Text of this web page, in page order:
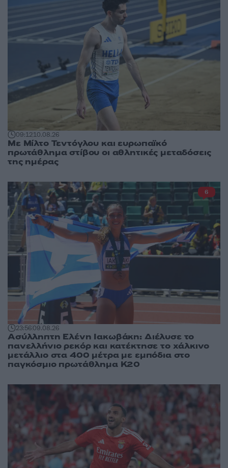
09:1210.08.26
Με Μίλτο Τεντόγλου και ευρωπαϊκό
πρωτάθλημα στίβου οι αθλητικές μεταδόσεις
της ημέρας
23:5609.08.26
Ασύλληπτη Ελένη Ιακωβάκη: Διέλυσε το
πανελλήνιο ρεκόρ και κατέκτησε το χάλκινο
μετάλλιο στα 400 μέτρα με εμπόδια στο
παγκόσμιο πρωτάθλημα Κ20
6